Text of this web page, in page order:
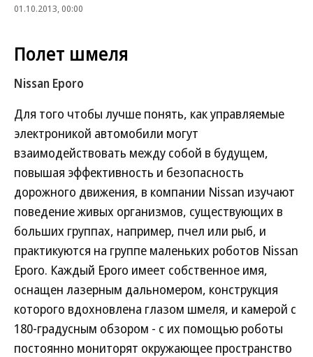
01.10.2013, 00:00
Полет шмеля
Nissan Eporo
Для того чтобы лучше понять, как управляемые
электроникой автомобили могут
взаимодействовать между собой в будущем,
повышая эффективность и безопасность
дорожного движения, в компании Nissan изучают
поведение живых организмов, существующих в
больших группах, например, пчел или рыб, и
практикуются на группе маленьких роботов Nissan
Eporo. Каждый Eporo имеет собственное имя,
оснащен лазерным дальномером, конструкция
которого вдохновлена глазом шмеля, и камерой с
180-градусным обзором - с их помощью роботы
постоянно мониторят окружающее пространство